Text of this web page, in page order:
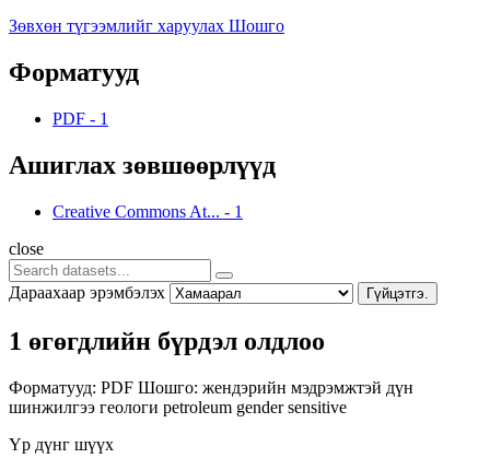
Зөвхөн түгээмлийг харуулах Шошго
Форматууд
PDF - 1
Ашиглах зөвшөөрлүүд
Creative Commons At... - 1
close
Дараахаар эрэмбэлэх Гүйцэтгэ.
1 өгөгдлийн бүрдэл олдлоо
Форматууд: PDF Шошго: жендэрийн мэдрэмжтэй дүн
шинжилгээ геологи petroleum gender sensitive
Үр дүнг шүүх